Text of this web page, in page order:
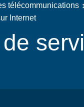
télécommunications
Internet